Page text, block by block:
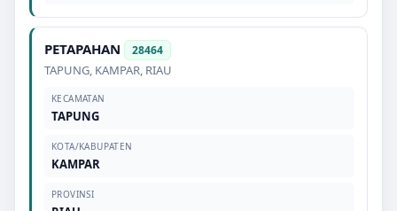
PETAPAHAN 28464
TAPUNG, KAMPAR, RIAU
KECAMATAN
TAPUNG
KOTA/KABUPATEN
KAMPAR
PROVINSI